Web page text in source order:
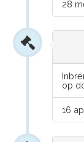
28
op
16